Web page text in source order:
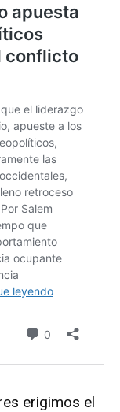
erigimos el